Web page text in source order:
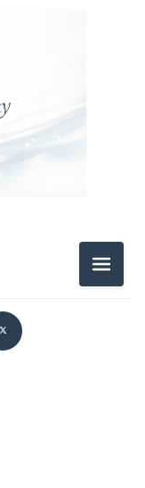
メニュ